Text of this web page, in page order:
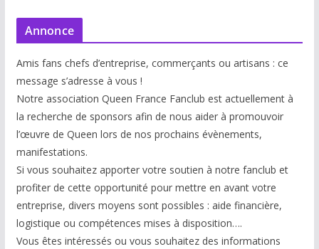
Annonce
Amis fans chefs d’entreprise, commerçants ou artisans : ce
message s’adresse à vous !
Notre association Queen France Fanclub est actuellement à
la recherche de sponsors afin de nous aider à promouvoir
l’œuvre de Queen lors de nos prochains évènements,
manifestations.
Si vous souhaitez apporter votre soutien à notre fanclub et
profiter de cette opportunité pour mettre en avant votre
entreprise, divers moyens sont possibles : aide financière,
logistique ou compétences mises à disposition….
Vous êtes intéressés ou vous souhaitez des informations